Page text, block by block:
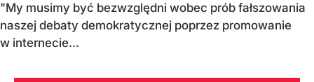
"My musimy być bezwzględni wobec prób fałszowania
naszej debaty demokratycznej poprzez promowanie
w internecie...